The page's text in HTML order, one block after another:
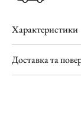
Характеристики
Доставка та